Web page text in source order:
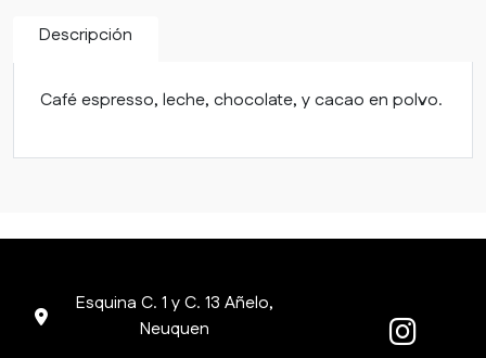
Descripción
Café espresso, leche, chocolate, y cacao en polvo.
Esquina C. 1 y C. 13 Añelo,
Neuquen